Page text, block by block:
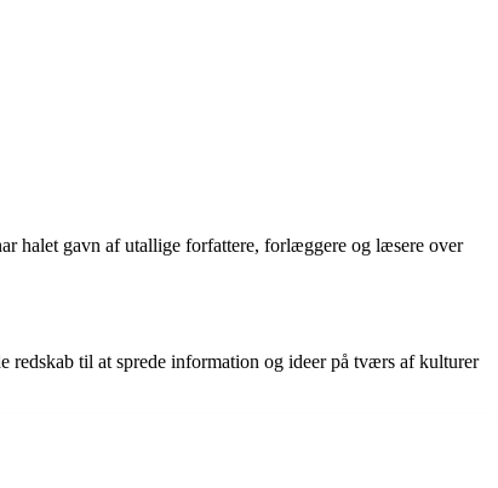
halet gavn af utallige forfattere, forlæggere og læsere over
redskab til at sprede information og ideer på tværs af kulturer